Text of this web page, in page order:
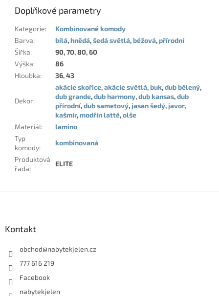
Doplňkové parametry
Kategorie:
Kombinované komody
Barva: bílá,hnědá,šedá světlá,béžová,přírodní
Šířka:
90, 70, 80, 60
Výška:
86
Hloubka: 36, 43
Dekor:
akácie skořice,akácie světlá,buk,dub bělený,
dub grande,dub harmony,dub kansas,dub
přírodní,dub sametový, jasan šedý, javor,
kašmír,modřín latté,olše
Materiál:
lamino
Typ
komody:
kombinovaná
Produktová
řada:
ELITE
Kontakt
obchod@nabytekjelen.cz
777 616 219
Facebook
nabytekjelen